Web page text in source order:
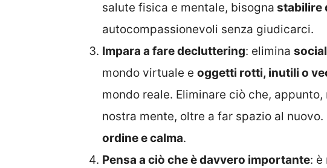
salute fisica e mentale, bisogna stabilire
autocompassionevoli senza giudicarci.
Impara a fare decluttering: elimina
mondo virtuale e oggetti rotti, inutili o
mondo reale. Eliminare ciò che,
nostra mente, oltre a far spazio al
ordine e calma.
Pensa a ciò che è davvero importante: è